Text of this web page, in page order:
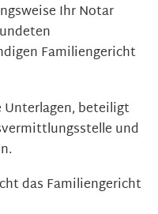
Ihr Notar
Familiengericht
beteiligt
und
das Familiengericht